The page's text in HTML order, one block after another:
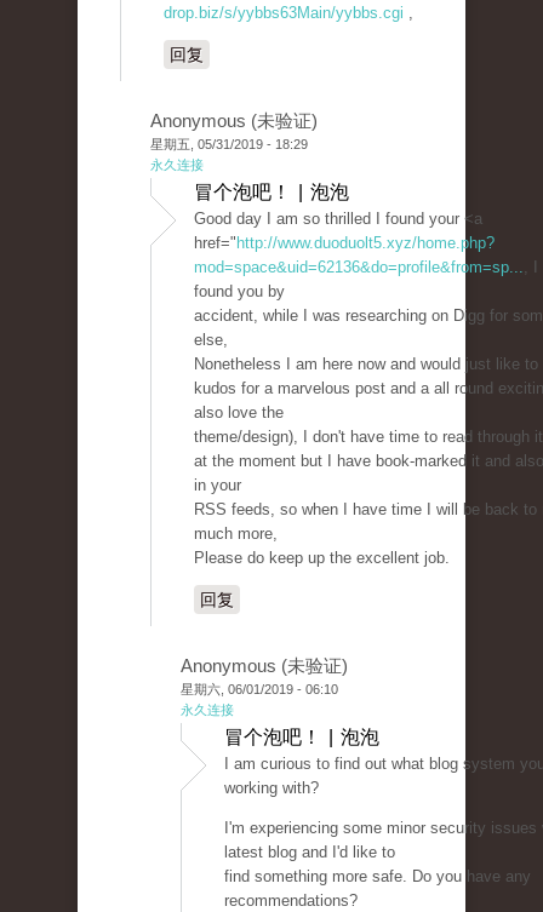
drop.biz/s/yybbs63Main/yybbs.cgi ,
回复
Anonymous (未验证)
星期五, 05/31/2019 - 18:29
永久连接
冒个泡吧！ | 泡泡
Good day I am so thrilled I found your <a
href=" http://www.duoduolt5.xyz/home.php?
mod=space&uid=62136&do=profile&from=sp..., I
found you by
accident, while I was researching on Digg for
else,
Nonetheless I am here now and would just like to
kudos for a marvelous post and a all round
also love the
theme/design), I don't have time to read through
at the moment but I have book-marked it and
in your
RSS feeds, so when I have time I will be back to
much more,
Please do keep up the excellent job.
回复
Anonymous (未验证)
星期六, 06/01/2019 - 06:10
永久连接
冒个泡吧！ | 泡泡
I am curious to find out what blog system
working with?
I'm experiencing some minor security issues
latest blog and I'd like to
find something more safe. Do you have any
recommendations?